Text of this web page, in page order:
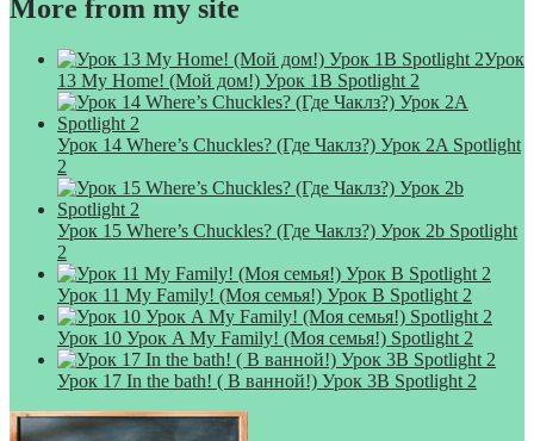
More from my site
Урок
13 My Home! (Мой дом!) Урок 1B Spotlight 2
Урок 14 Where’s Chuckles? (Где Чаклз?) Урок 2A Spotlight
2
Урок 15 Where’s Chuckles? (Где Чаклз?) Урок 2b Spotlight
2
Урок 11 My Family! (Моя семья!) Урок B Spotlight 2
Урок 10 Урок A My Family! (Моя семья!) Spotlight 2
Урок 17 In the bath! ( В ванной!) Урок 3B Spotlight 2